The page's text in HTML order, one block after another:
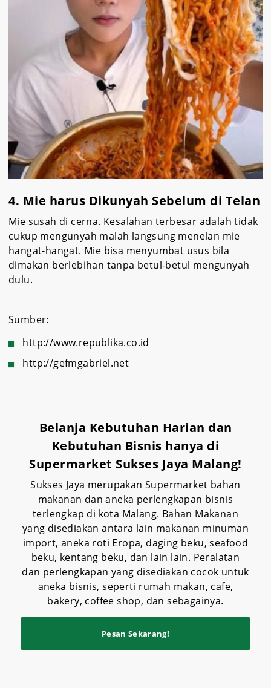
4. Mie harus Dikunyah Sebelum di Telan
Mie susah di cerna. Kesalahan terbesar adalah tidak
cukup mengunyah malah langsung menelan mie
hangat-hangat. Mie bisa menyumbat usus bila
dimakan berlebihan tanpa betul-betul mengunyah
dulu.
Sumber:
http://www.republika.co.id
http://gefmgabriel.net
Belanja Kebutuhan Harian dan
Kebutuhan Bisnis hanya di
Supermarket Sukses Jaya Malang!
Sukses Jaya merupakan Supermarket bahan
makanan dan aneka perlengkapan bisnis
terlengkap di kota Malang. Bahan Makanan
yang disediakan antara lain makanan minuman
import, aneka roti Eropa, daging beku, seafood
beku, kentang beku, dan lain lain. Peralatan
dan perlengkapan yang disediakan cocok untuk
aneka bisnis, seperti rumah makan, cafe,
bakery, coffee shop, dan sebagainya.
Pesan Sekarang!